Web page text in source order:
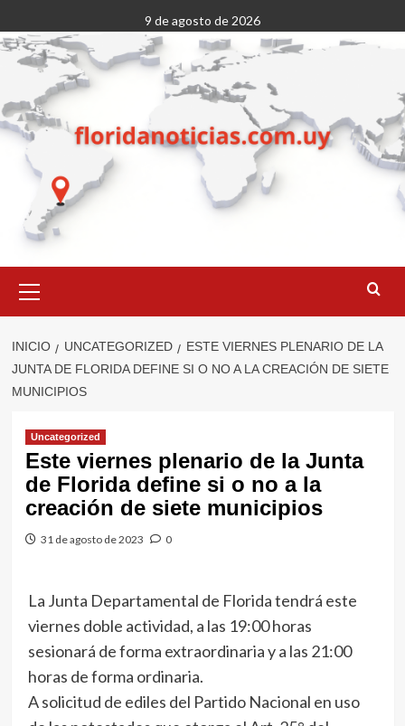
al
contenido
9 de agosto de 2026
primario
INICIO UNCATEGORIZED
ESTE VIERNES PLENARIO DE LA
JUNTA DE FLORIDA DEFINE SI O NO A LA CREACIÓN DE SIETE
MUNICIPIOS
Uncategorized
Este viernes plenario de la Junta
de Florida define si o no a la
creación de siete municipios
31 de agosto de 2023 0
La Junta Departamental de Florida tendrá este
viernes doble actividad, a las 19:00 horas
sesionará de forma extraordinaria y a las 21:00
horas de forma ordinaria.
A solicitud de ediles del Partido Nacional en uso